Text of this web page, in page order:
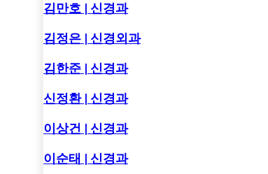
김만호 | 신경과
김정은 | 신경외과
김한준 | 신경과
신정환 | 신경과
이상건 | 신경과
이순태 | 신경과